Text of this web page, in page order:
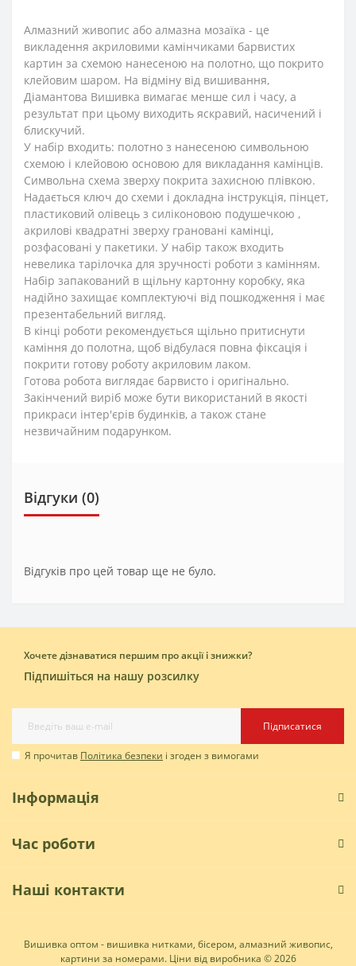
Алмазний живопис або алмазна мозаїка - це
викладення акриловими камінчиками барвистих
картин за схемою нанесеною на полотно, що покрито
клейовим шаром. На відміну від вишивання,
Діамантова Вишивка вимагає менше сил і часу, а
результат при цьому виходить яскравий, насичений і
блискучий.
У набір входить: полотно з нанесеною символьною
схемою і клейовою основою для викладання камінців.
Символьна схема зверху покрита захисною плівкою.
Надається ключ до схеми і докладна інструкція, пінцет,
пластиковий олівець з силіконовою подушечкою ,
акрилові квадратні зверху грановані камінці,
розфасовані у пакетики. У набір також входить
невелика тарілочка для зручності роботи з камінням.
Набір запакований в щільну картонну коробку, яка
надійно захищає комплектуючі від пошкодження і має
презентабельний вигляд.
В кінці роботи рекомендується щільно притиснути
каміння до полотна, щоб відбулася повна фіксація і
покрити готову роботу акриловим лаком.
Готова робота виглядає барвисто і оригінально.
Закінчений виріб може бути використаний в якості
прикраси інтер'єрів будинків, а також стане
незвичайним подарунком.
Відгуки (0)
Відгуків про цей товар ще не було.
Хочете дізнаватися першим про акції і знижки?
Підпишіться на нашу розсилку
Підписатися
Я прочитав Політика безпеки і згоден з вимогами
Інформація
Час роботи
Наші контакти
Вишивка оптом - вишивка нитками, бісером, алмазний живопис,
картини за номерами. Ціни від виробника © 2026